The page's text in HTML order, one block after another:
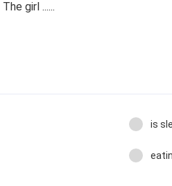
The girl ......
is